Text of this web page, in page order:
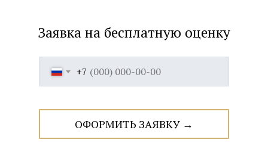
Заявка на бесплатную оценку
+7
ОФОРМИТЬ ЗАЯВКУ →
офис КУРСКАЯ
ул. Земляной вал, д. 21/2-4 с.2